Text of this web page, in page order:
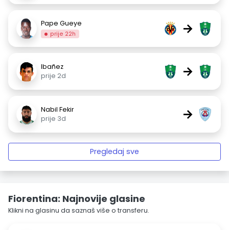
Pape Gueye
prije 22h →
Ibañez
prije 2d
→
Nabil Fekir
prije 3d
→
Pregledaj sve
Fiorentina: Najnovije glasine
Klikni na glasinu da saznaš više o transferu.